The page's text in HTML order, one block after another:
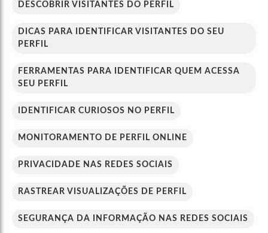
DESCOBRIR VISITANTES DO PERFIL
DICAS PARA IDENTIFICAR VISITANTES DO SEU
PERFIL
FERRAMENTAS PARA IDENTIFICAR QUEM ACESSA
SEU PERFIL
IDENTIFICAR CURIOSOS NO PERFIL
MONITORAMENTO DE PERFIL ONLINE
PRIVACIDADE NAS REDES SOCIAIS
RASTREAR VISUALIZAÇÕES DE PERFIL
SEGURANÇA DA INFORMAÇÃO NAS REDES SOCIAIS